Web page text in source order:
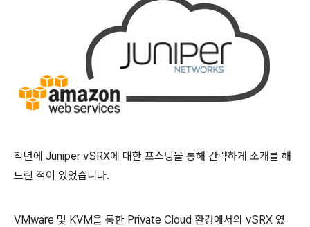
작년에 Juniper vSRX에 대한 포스팅을 통해 간략하게 소개를 해
드린 적이 있었습니다.
VMware 및 KVM을 통한 Private Cloud 환경에서의 vSRX 였